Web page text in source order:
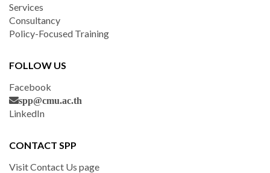
Services
Consultancy
Policy-Focused Training
FOLLOW US
Facebook
spp@cmu.ac.th
LinkedIn
CONTACT SPP
Visit Contact Us page